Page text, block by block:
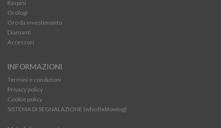
Raspini
Orologi
Oro da investimento
Diamanti
Accessori
INFORMAZIONI
Termini e condizioni
Privacy policy
Cookie policy
SISTEMA DI SEGNALAZIONE (whistleblowing)